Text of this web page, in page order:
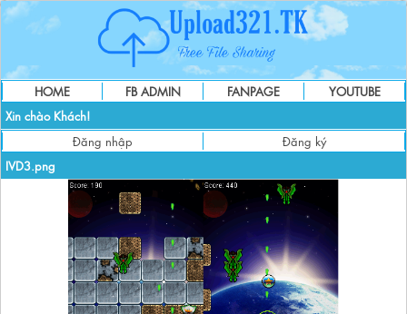
HOME FB ADMIN FANPAGE
YOUTUBE
Xin chào Khách!
Đăng nhập
Đăng ký
IVD3.png